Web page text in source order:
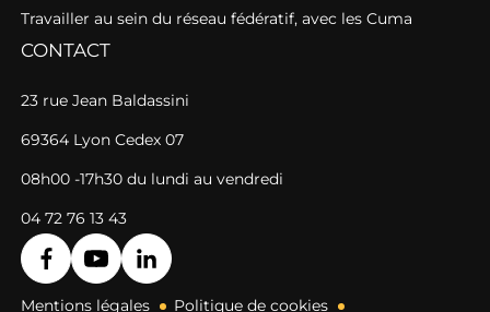
Travailler au sein du réseau fédératif, avec les Cuma
CONTACT
23 rue Jean Baldassini
69364 Lyon Cedex 07
08h00 -17h30 du lundi au vendredi
04 72 76 13 43
Mentions légales Politique de cookies